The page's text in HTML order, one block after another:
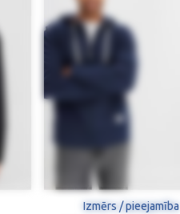
Izmērs / pieejamība